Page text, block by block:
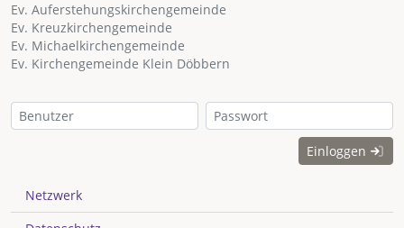
Ev. Auferstehungskirchengemeinde
Ev. Kreuzkirchengemeinde
Ev. Michaelkirchengemeinde
Ev. Kirchengemeinde Klein Döbbern
Einloggen
Netzwerk